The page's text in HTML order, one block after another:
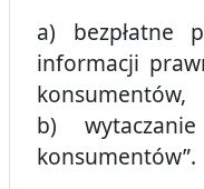
a) bezpłatne
informacji
konsumentów,
b)
konsumentów”.